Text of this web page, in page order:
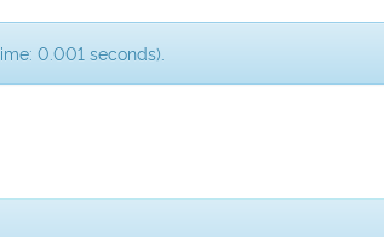
0.001 seconds).